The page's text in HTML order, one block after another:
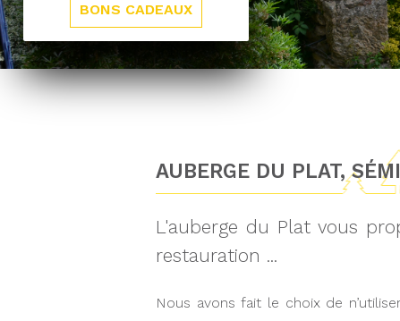
BONS CADEAUX
AUBERGE DU PLAT,
L'auberge du Plat vous
restauration ...
Nous avons fait le choix de